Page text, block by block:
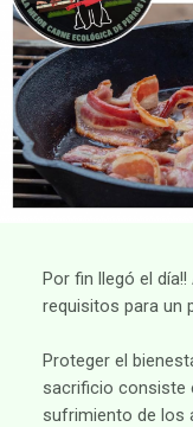
Por fin llegó el
requisitos para un
Proteger el
sacrificio consiste
sufrimiento de los